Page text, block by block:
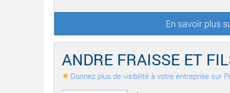
En savoir plus
ANDRE FRAISSE ET
Donnez plus de visibilité à votre entreprise sur